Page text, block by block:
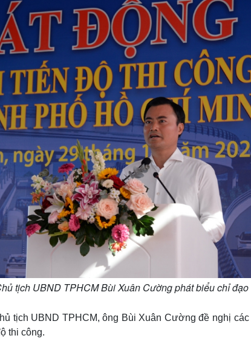
tịch UBND TPHCM Bùi Xuân Cường phát biểu chỉ đạo
tịch UBND TPHCM, ông Bùi Xuân Cường đề nghị
thi công.